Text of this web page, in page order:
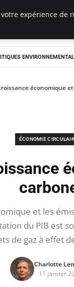
économique
ÉCONOMIE
et les
du PIB est
de gaz à effet
Charlotte
11 janvier
expérience